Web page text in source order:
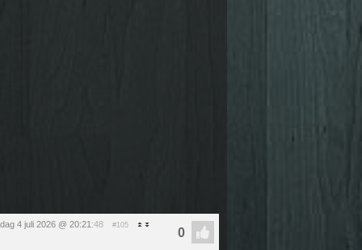
4 juli 2026 @ 20:21 :48 #105